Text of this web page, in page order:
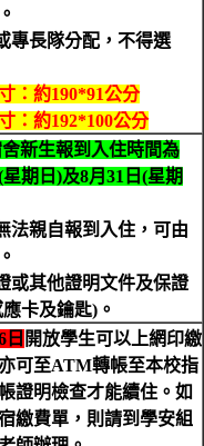
專長隊分配，不得選
：約190*91公分
：約192*100公分
新生報到入住時間為
星期日)及8月31日(星期
法親自報到入住，可由
或其他證明文件及保證
卡及鑰匙)。
日 開放學生可以上網印繳
可至ATM轉帳至本校指
證明檢查才能續住。如
繳費單，則請到學安組